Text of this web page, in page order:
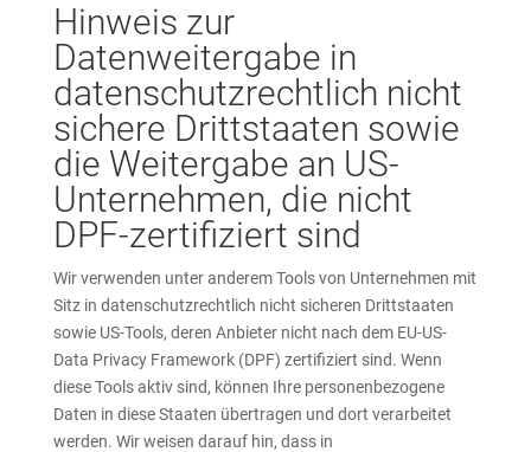
Hinweis zur
Datenweitergabe in
datenschutzrechtlich nicht
sichere Drittstaaten sowie
die Weitergabe an US-
Unternehmen, die nicht
DPF-zertifiziert sind
Wir verwenden unter anderem Tools von Unternehmen mit
Sitz in datenschutzrechtlich nicht sicheren Drittstaaten
sowie US-Tools, deren Anbieter nicht nach dem EU-US-
Data Privacy Framework (DPF) zertifiziert sind. Wenn
diese Tools aktiv sind, können Ihre personenbezogene
Daten in diese Staaten übertragen und dort verarbeitet
werden. Wir weisen darauf hin, dass in